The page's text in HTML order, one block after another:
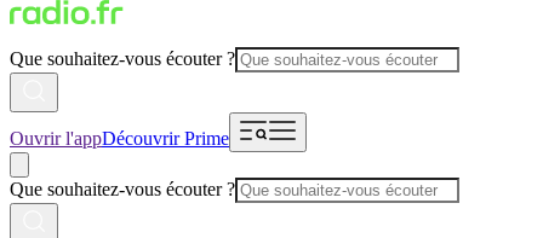
Que souhaitez-vous écouter ?
Ouvrir l'appDécouvrir Prime
Que souhaitez-vous écouter ?